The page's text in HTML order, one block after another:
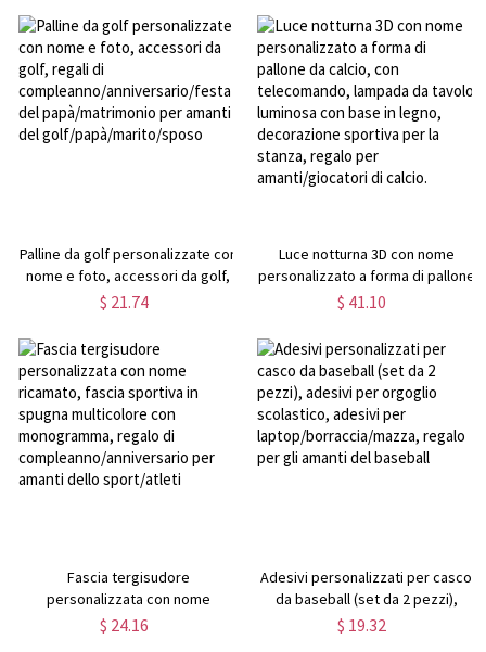
nozze/anniversario/San Valentino
per sposi novelli/coppia/lui/lei
per matrimonio "In amorevole
ricordo", regalo di nozze
Palline da golf personalizzate con
nome e foto, accessori da golf,
regali di
del papà/matrimonio per amanti
del golf/papà/marito/sposo
$ 21.74
Luce notturna 3D con nome
personalizzato a forma di pallone
da calcio, con telecomando,
base in legno, decorazione
sportiva per la stanza, regalo per
amanti/giocatori di calcio.
$ 41.10
Fascia tergisudore
personalizzata con nome
ricamato, fascia sportiva in
$ 24.16
Adesivi personalizzati per casco
da baseball (set da 2 pezzi),
adesivi per orgoglio scolastico,
$ 19.32